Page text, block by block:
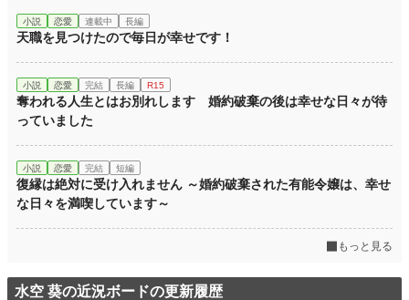
小説 恋愛 連載中 長編
天職を見つけたので毎日が幸せです！
小説 恋愛 完結 長編 R15
奪われる人生とはお別れします 婚約破棄の後は幸せな日々が待
っていました
小説 恋愛 完結 短編
復縁は絶対に受け入れません ～婚約破棄された有能令嬢は、幸せ
な日々を満喫しています～
もっと見る
水空 葵の近況ボードの更新履歴